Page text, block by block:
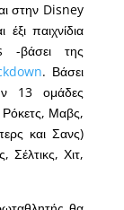
στην Disney
παιχνίδια
-βάσει της
. Βάσει
13 ομάδες
Ρόκετς, Μαβς,
και Σανς)
Χιτ,